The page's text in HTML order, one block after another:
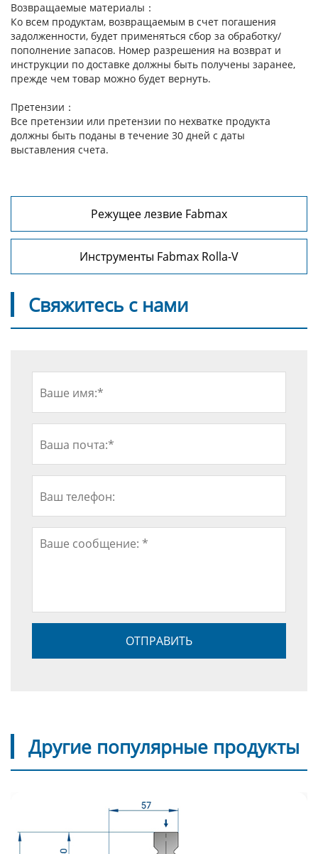
Возвращаемые материалы：
Ко всем продуктам, возвращаемым в счет погашения
задолженности, будет применяться сбор за обработку/
пополнение запасов. Номер разрешения на возврат и
инструкции по доставке должны быть получены заранее,
прежде чем товар можно будет вернуть.
Претензии：
Все претензии или претензии по нехватке продукта
должны быть поданы в течение 30 дней с даты
выставления счета.
Режущее лезвие Fabmax
Инструменты Fabmax Rolla-V
Свяжитесь с нами
Другие популярные продукты